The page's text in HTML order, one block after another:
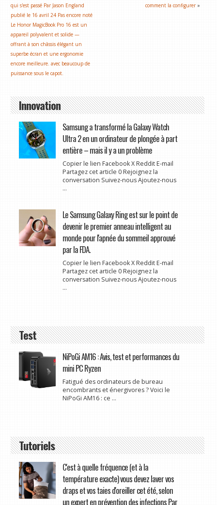
qui s'est passé Par Jason England
publié le 16 avril 24 Pas encore noté
Le Honor MagicBook Pro 16 est un
appareil polyvalent et solide —
offrant à son châssis élégant un
superbe écran et une ergonomie
encore meilleure. avec beaucoup de
puissance sous le capot.
comment la configurer »
Innovation
Samsung a transformé la Galaxy Watch
Ultra 2 en un ordinateur de plongée à part
entière – mais il y a un problème
Copier le lien Facebook X Reddit E-mail
Partagez cet article 0 Rejoignez la
conversation Suivez-nous Ajoutez-nous
...
Le Samsung Galaxy Ring est sur le point de
devenir le premier anneau intelligent au
monde pour l'apnée du sommeil approuvé
par la FDA.
Copier le lien Facebook X Reddit E-mail
Partagez cet article 0 Rejoignez la
conversation Suivez-nous Ajoutez-nous
...
Test
NiPoGi AM16 : Avis, test et performances du
mini PC Ryzen
Fatigué des ordinateurs de bureau
encombrants et énergivores ? Voici le
NiPoGi AM16 : ce ...
Tutoriels
C'est à quelle fréquence (et à la
température exacte) vous devez laver vos
draps et vos taies d'oreiller cet été, selon
un expert en prévention des infections Par